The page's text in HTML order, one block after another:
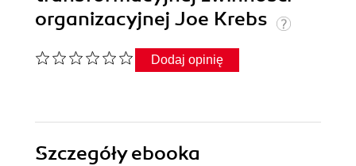
organizacyjnej Joe Krebs
Dodaj opinię
Szczegółyebooka